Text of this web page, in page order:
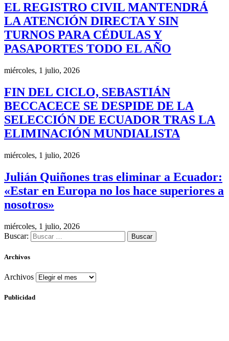
EL REGISTRO CIVIL MANTENDRÁ
LA ATENCIÓN DIRECTA Y SIN
TURNOS PARA CÉDULAS Y
PASAPORTES TODO EL AÑO
miércoles, 1 julio, 2026
FIN DEL CICLO, SEBASTIÁN
BECCACECE SE DESPIDE DE LA
SELECCIÓN DE ECUADOR TRAS LA
ELIMINACIÓN MUNDIALISTA
miércoles, 1 julio, 2026
Julián Quiñones tras eliminar a Ecuador:
«Estar en Europa no los hace superiores a
nosotros»
miércoles, 1 julio, 2026
Buscar:
Archivos
Archivos
Publicidad